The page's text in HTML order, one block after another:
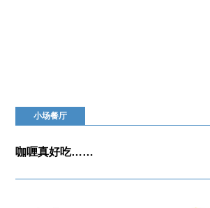
小场餐厅
咖喱真好吃……